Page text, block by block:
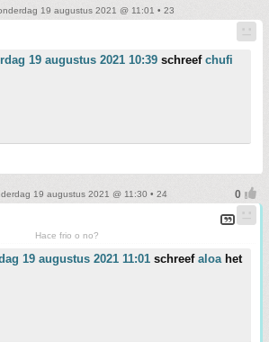
19 augustus 2021 @ 11:01 • 23
19 augustus 2021 10:39 schreef chufi
19 augustus 2021 @ 11:30 • 24
Hace frio o no?
19 augustus 2021 11:01 schreef aloahet